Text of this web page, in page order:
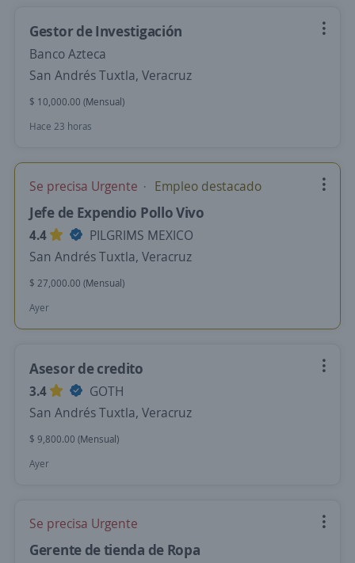
Gestor de Investigación
Banco Azteca
San Andrés Tuxtla, Veracruz
$ 10,000.00 (Mensual)
Hace 23 horas
Se precisa Urgente Empleo destacado
Jefe de Expendio Pollo Vivo
4.4
PILGRIMS MEXICO
San Andrés Tuxtla, Veracruz
$ 27,000.00 (Mensual)
Ayer
Asesor de credito
3.4
GOTH
San Andrés Tuxtla, Veracruz
$ 9,800.00 (Mensual)
Ayer
Se precisa Urgente
Gerente de tienda de Ropa